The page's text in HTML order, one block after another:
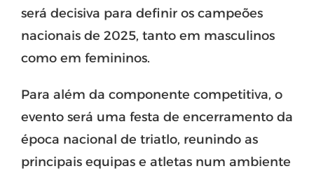
será decisiva para definir os campeões
nacionais de 2025, tanto em masculinos
como em femininos.
Para além da componente competitiva, o
evento será uma festa de encerramento da
época nacional de triatlo, reunindo as
principais equipas e atletas num ambiente